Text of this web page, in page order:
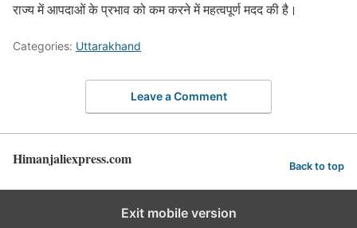
राज्य में आपदाओं के प्रभाव को कम करने में महत्वपूर्ण मदद की है।
Categories: Uttarakhand
Leave a Comment
Himanjaliexpress.com Back to top
Exit mobile version